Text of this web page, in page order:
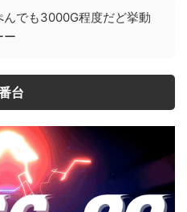
んでも3000G程度だど挙動
ー
台